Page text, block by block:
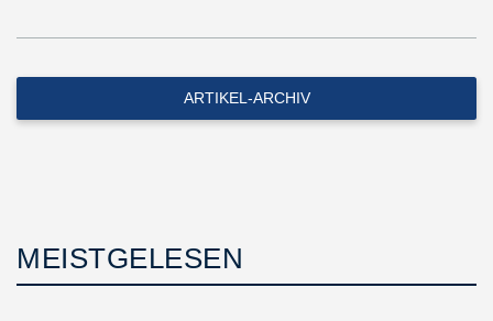
ARTIKEL-ARCHIV
MEISTGELESEN